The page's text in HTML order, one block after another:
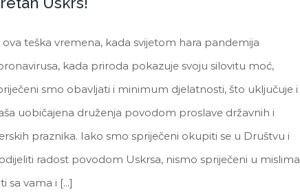
aprila
Dana
Armije
i
Hercegovine
ova teška vremena, kada svijetom hara pandemija
kada priroda pokazuje svoju silovitu moć,
smo obavljati i minimum djelatnosti, što uključuje i
uobičajena druženja povodom proslave državnih i
praznika. Iako smo spriječeni okupiti se u Društvu i
radost povodom Uskrsa, nismo spriječeni u mislima
sa vama i [...]